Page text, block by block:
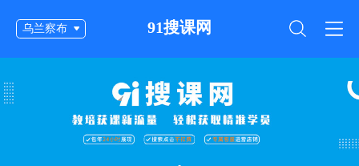
乌兰察布 91搜课网